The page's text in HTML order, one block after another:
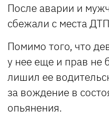
После аварии и
сбежали с места
Помимо того, что
у нее еще и прав не
лишил ее
за вождение в
опьянения.